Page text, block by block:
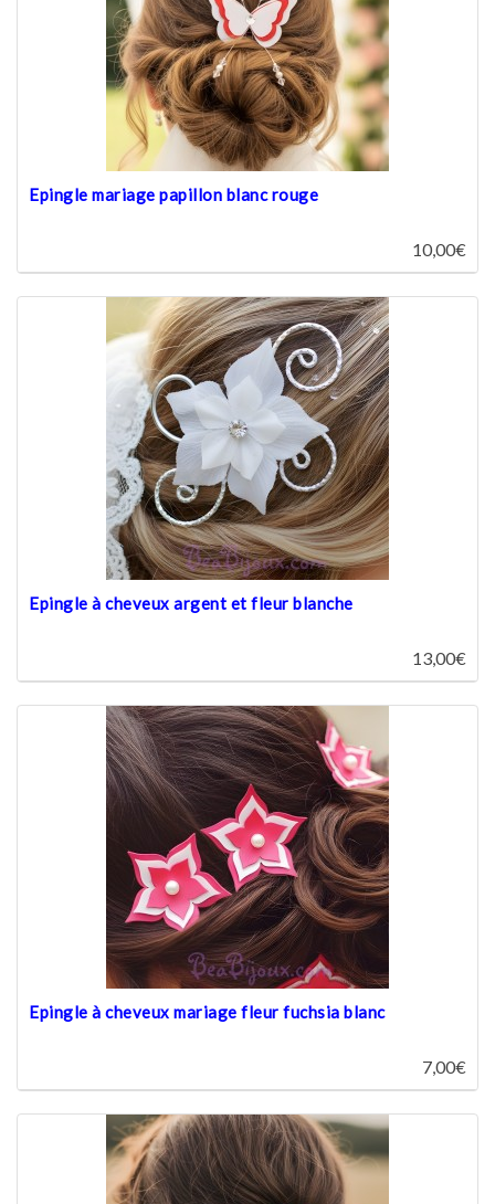
Epingle mariage papillon blanc rouge
10,00€
Epingle à cheveux argent et fleur blanche
13,00€
Epingle à cheveux mariage fleur fuchsia blanc
7,00€